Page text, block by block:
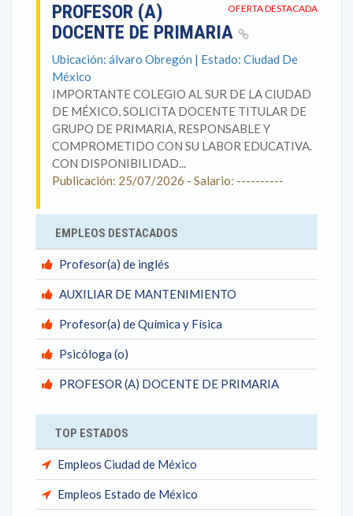
OFERTA DESTACADA
PROFESOR (A)
DOCENTE DE PRIMARIA
Ubicación: álvaro Obregón | Estado: Ciudad De
México
IMPORTANTE COLEGIO AL SUR DE LA CIUDAD
DE MÉXICO, SOLICITA DOCENTE TITULAR DE
GRUPO DE PRIMARIA, RESPONSABLE Y
COMPROMETIDO CON SU LABOR EDUCATIVA.
CON DISPONIBILIDAD...
Publicación: 25/07/2026 - Salario: ----------
EMPLEOS DESTACADOS
Profesor(a) de inglés
AUXILIAR DE MANTENIMIENTO
Profesor(a) de Química y Física
Psicóloga (o)
PROFESOR (A) DOCENTE DE PRIMARIA
TOP ESTADOS
Empleos Ciudad de México
Empleos Estado de México